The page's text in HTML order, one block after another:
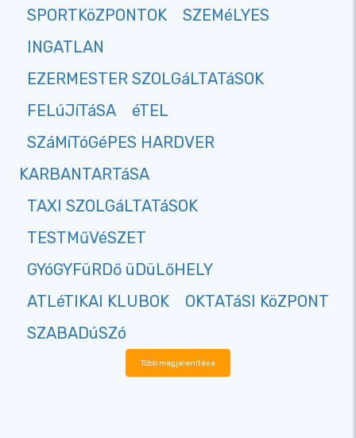
SPORTKöZPONTOK
SZEMéLYES
INGATLAN
EZERMESTER SZOLGáLTATáSOK
FELúJíTáSA
éTEL
SZáMíTóGéPES HARDVER
KARBANTARTáSA
TAXI SZOLGáLTATáSOK
TESTMűVéSZET
GYóGYFüRDő üDüLőHELY
ATLéTIKAI KLUBOK
OKTATáSI KöZPONT
SZABADúSZó
Több megjelenítése